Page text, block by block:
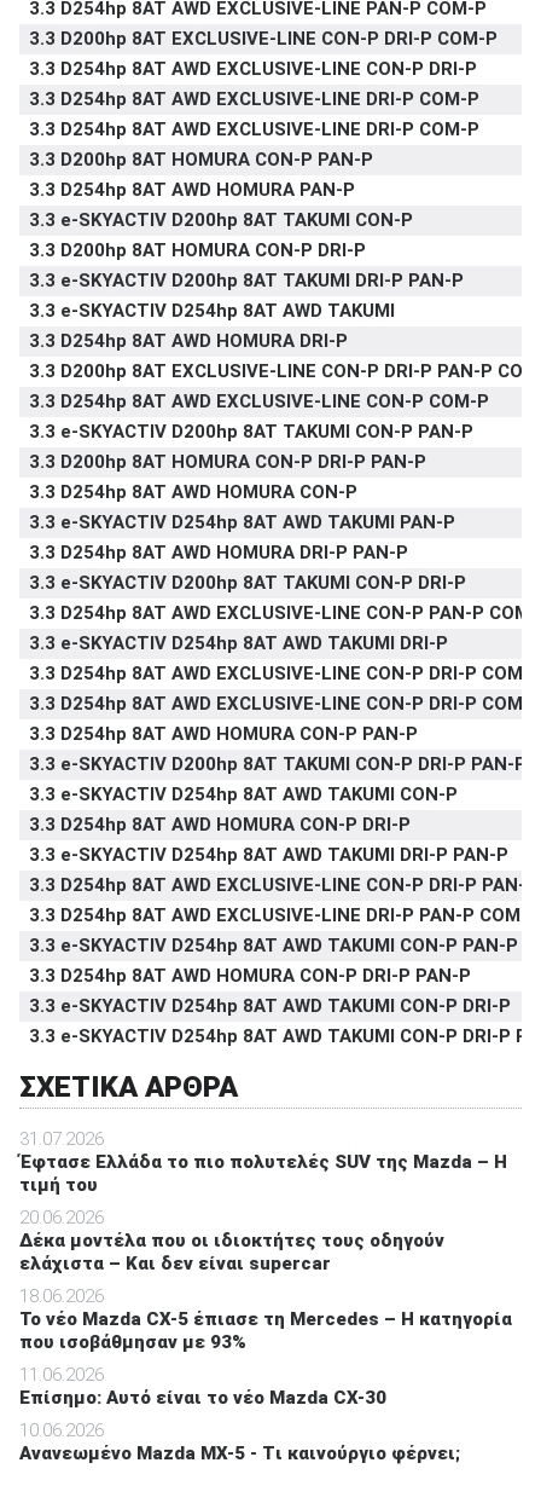
3.3 D254hp 8AT AWD EXCLUSIVE-LINE PAN-P COM-P
3.3 D200hp 8AT EXCLUSIVE-LINE CON-P DRI-P COM-P
3.3 D254hp 8AT AWD EXCLUSIVE-LINE CON-P DRI-P
3.3 D254hp 8AT AWD EXCLUSIVE-LINE DRI-P COM-P
3.3 D254hp 8AT AWD EXCLUSIVE-LINE DRI-P COM-P
3.3 D200hp 8AT HOMURA CON-P PAN-P
3.3 D254hp 8AT AWD HOMURA PAN-P
3.3 e-SKYACTIV D200hp 8AT TAKUMI CON-P
3.3 D200hp 8AT HOMURA CON-P DRI-P
3.3 e-SKYACTIV D200hp 8AT TAKUMI DRI-P PAN-P
3.3 e-SKYACTIV D254hp 8AT AWD TAKUMI
3.3 D254hp 8AT AWD HOMURA DRI-P
3.3 D200hp 8AT EXCLUSIVE-LINE CON-P DRI-P PAN-P
3.3 D254hp 8AT AWD EXCLUSIVE-LINE CON-P COM-P
3.3 e-SKYACTIV D200hp 8AT TAKUMI CON-P PAN-P
3.3 D200hp 8AT HOMURA CON-P DRI-P PAN-P
3.3 D254hp 8AT AWD HOMURA CON-P
3.3 e-SKYACTIV D254hp 8AT AWD TAKUMI PAN-P
3.3 D254hp 8AT AWD HOMURA DRI-P PAN-P
3.3 e-SKYACTIV D200hp 8AT TAKUMI CON-P DRI-P
3.3 D254hp 8AT AWD EXCLUSIVE-LINE CON-P PAN-P COM-
3.3 e-SKYACTIV D254hp 8AT AWD TAKUMI DRI-P
3.3 D254hp 8AT AWD EXCLUSIVE-LINE CON-P DRI-P COM-P
3.3 D254hp 8AT AWD EXCLUSIVE-LINE CON-P DRI-P COM-P
3.3 D254hp 8AT AWD HOMURA CON-P PAN-P
3.3 e-SKYACTIV D200hp 8AT TAKUMI CON-P DRI-P PAN-P
3.3 e-SKYACTIV D254hp 8AT AWD TAKUMI CON-P
3.3 D254hp 8AT AWD HOMURA CON-P DRI-P
3.3 e-SKYACTIV D254hp 8AT AWD TAKUMI DRI-P PAN-P
3.3 D254hp 8AT AWD EXCLUSIVE-LINE CON-P DRI-P PAN-
3.3 D254hp 8AT AWD EXCLUSIVE-LINE DRI-P PAN-P COM-P
3.3 e-SKYACTIV D254hp 8AT AWD TAKUMI CON-P PAN-P
3.3 D254hp 8AT AWD HOMURA CON-P DRI-P PAN-P
3.3 e-SKYACTIV D254hp 8AT AWD TAKUMI CON-P DRI-P
3.3 e-SKYACTIV D254hp 8AT AWD TAKUMI CON-P DRI-P
ΣΧΕΤΙΚΑ ΑΡΘΡΑ
31.07.2026
Έφτασε Ελλάδα το πιο πολυτελές SUV της Mazda – Η
τιμή του
20.06.2026
Δέκα μοντέλα που οι ιδιοκτήτες τους οδηγούν
ελάχιστα – Και δεν είναι supercar
18.06.2026
Το νέο Mazda CX-5 έπιασε τη Mercedes – Η κατηγορία
που ισοβάθμησαν με 93%
11.06.2026
Επίσημο: Αυτό είναι το νέο Mazda CX-30
10.06.2026
Ανανεωμένο Mazda MX-5 - Tι καινούργιο φέρνει;